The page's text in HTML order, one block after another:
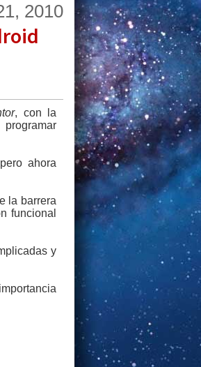
2010
, con la
ahora
la barrera
funcional
y